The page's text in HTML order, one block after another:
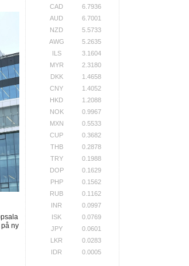
ny
CAD
6.7936
AUD
6.7001
NZD
5.5733
AWG
5.2635
ILS
3.1604
MYR
2.3180
DKK
1.4658
CNY
1.4052
HKD
1.2088
NOK
0.9967
MXN
0.5533
CUP
0.3682
THB
0.2878
TRY
0.1988
DOP
0.1629
PHP
0.1562
RUB
0.1162
INR
0.0997
ISK
0.0769
JPY
0.0601
LKR
0.0283
IDR
0.0005